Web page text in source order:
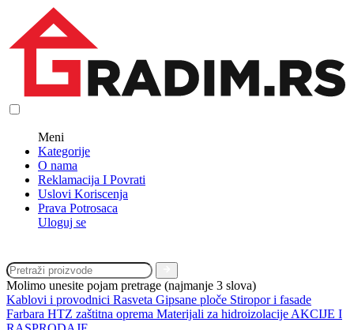
Meni
Kategorije
O nama
Reklamacija I Povrati
Uslovi Koriscenja
Prava Potrosaca
Uloguj se
Molimo unesite pojam pretrage (najmanje 3 slova)
Kablovi i provodnici Rasveta Gipsane ploče Stiropor i fasade
Farbara HTZ zaštitna oprema Materijali za hidroizolacije AKCIJE I